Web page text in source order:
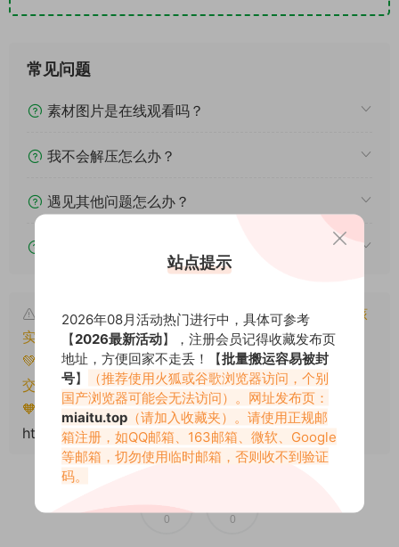
常见问题
素材图片是在线观看吗？
我不会解压怎么办？
遇见其他问题怎么办？
本文资源仅供个人参考学习，请勿批量搬运，一经核
实将封禁账号权限！
💚本文资源均来源网友分享，若侵犯了您的权益可以提
交工单处理。
🧡转载请注明出处！原文链接：
https://miaitu.cc/81340.html
0 0
站点提示
2026年08月活动热门进行中，具体可参考
【2026最新活动】，注册会员记得收藏发布页
地址，方便回家不走丢！【批量搬运容易被封
号】
（推荐使用火狐或谷歌浏览器访问，个别
国产浏览器可能会无法访问）。网址发布页：
miaitu.top （请加入收藏夹）。请使用正规邮
箱注册，如QQ邮箱、163邮箱、微软、Google
等邮箱，切勿使用临时邮箱，否则收不到验证
码。